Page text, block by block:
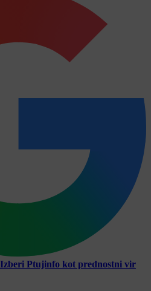
Izberi Ptujinfo kot prednostni vir